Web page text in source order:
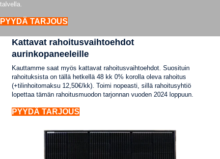
talvella.
PYYDÄ TARJOUS
Kattavat rahoitusvaihtoehdot
aurinkopaneeleille
Kauttamme saat myös kattavat rahoitusvaihtoehdot. Suosituin
rahoituksista on tällä hetkellä 48 kk 0% korolla oleva rahoitus
(+tilinhoitomaksu 12,50€/kk). Toimi nopeasti, sillä rahoitusyhtiö
lopettaa tämän rahoitusmuodon tarjonnan vuoden 2024 loppuun.
PYYDÄ TARJOUS